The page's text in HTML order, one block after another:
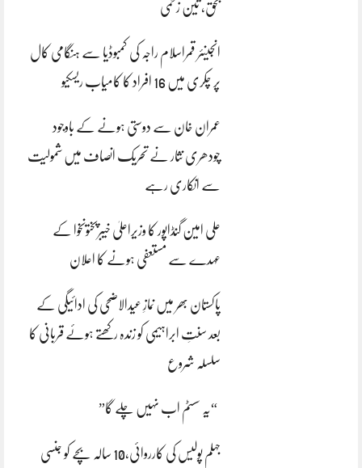
بحق، تین زخمی
انجینئر قمراسلام راجہ کی کمبوڈیا سے ہنگامی کال
پر چکری میں 16 افراد کا کامیاب ریسکیو
عمران خان سے دوستی ہونے کے باوجود
چودھری نثار نے تحریک انصاف میں شمولیت
سے انکاری رہے
علی امین گنڈاپور کا وزیراعلیٰ خیبرپختونخوا کے
عہدے سے مستعفی ہونے کا اعلان
پاکستان بھر میں نمازِ عیدالاضحی کی ادائیگی کے
بعد سنتِ ابراہیمی کو زندہ رکھتے ہوئے قربانی کا
سلسلہ شروع
“یہ سسٹم اب نہیں چلے گا”
جہلم پولیس کی کارروائی،10 سالہ بچے کو جنسی